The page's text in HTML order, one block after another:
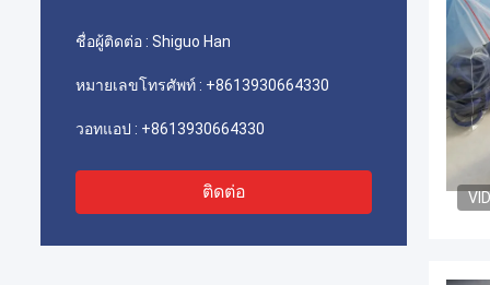
ชื่อผู้ติดต่อ : Shiguo Han
หมายเลขโทรศัพท์ : +8613930664330
วอทแอป : +8613930664330
ติดต่อ